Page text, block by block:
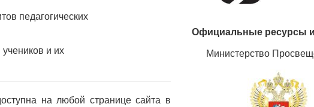
педагогических
и их
на любой странице сайта в
Официальные ресурсы
Министерство